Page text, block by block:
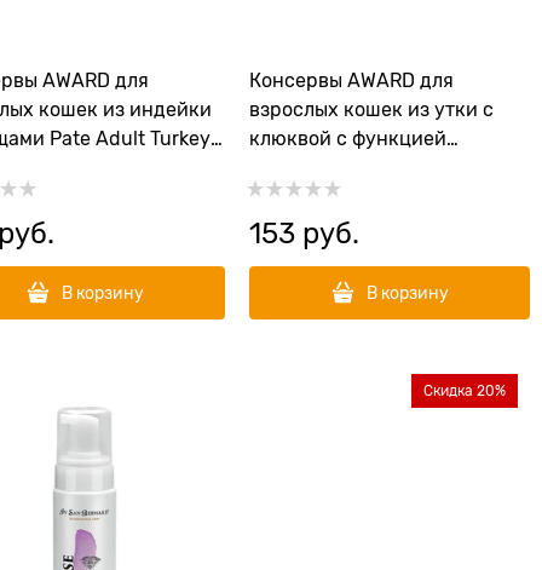
AWARD для
кошек из индейки
Pate Adult Turkey
руб.
В корзину
Консервы AWARD для
взрослых кошек из утки с
клюквой с функцией
Pate Adult Duck and
Cranberry 100 гр
153 руб.
В корзину
Скидка 20%